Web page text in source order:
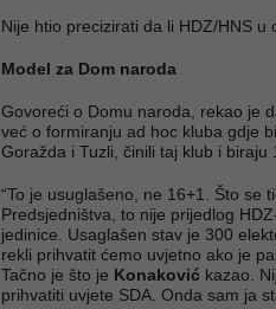
Nije htio precizirati da li HDZ/HNS u
Model za Dom naroda
Govoreći o Domu naroda, rekao je
već o formiranju ad hoc kluba gdje
Goražda i Tuzli, činili taj klub i biraju
“To je usuglašeno, ne 16+1. Što se
Predsjedništva, to nije prijedlog
jedinice. Usaglašen stav je 300
rekli prihvatit ćemo uvjetno ako je
Tačno je što je Konaković kazao.
prihvatiti uvjete SDA. Onda sam ja